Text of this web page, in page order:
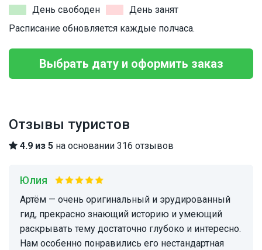
День свободен
День занят
Расписание обновляется каждые полчаса.
Выбрать дату и оформить заказ
Отзывы туристов
4.9 из 5 на основании 316 отзывов
Юлия
Артём — очень оригинальный и эрудированный
гид, прекрасно знающий историю и умеющий
раскрывать тему достаточно глубоко и интересно.
Нам особенно понравились его нестандартная